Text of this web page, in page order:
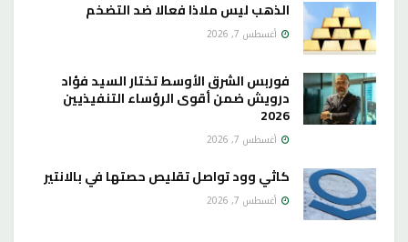
الذهب ليس ملاذا فعالا ضد التضخم
أغسطس 7, 2026
فوربس الشرق الأوسط تختار السيد فؤاد
درويش ضمن أقوى الرؤساء التنفيذيين
2026
أغسطس 7, 2026
كاثي وود تواصل تقليص حصتها في بالانتير
أغسطس 7, 2026